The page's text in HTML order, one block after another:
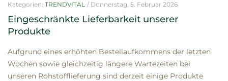
Kategorien: TRENDVITAL / Donnerstag, 5. Februar 2026
Eingeschränkte Lieferbarkeit unserer
Produkte
Aufgrund eines erhöhten Bestellaufkommens der letzten
Wochen sowie gleichzeitig längere Wartezeiten bei
unseren Rohstofflieferung sind derzeit einige Produkte